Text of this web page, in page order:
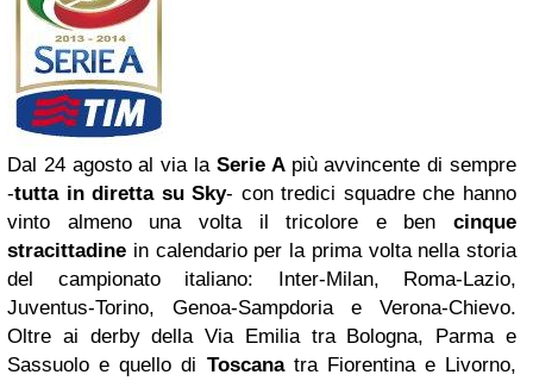
Dal 24 agosto al via la Serie A più avvincente di sempre
-tutta in diretta su Sky- con tredici squadre che hanno
vinto almeno una volta il tricolore e ben cinque
stracittadine in calendario per la prima volta nella storia
del campionato italiano: Inter-Milan, Roma-Lazio,
Juventus-Torino, Genoa-Sampdoria e Verona-Chievo.
Oltre ai derby della Via Emilia tra Bologna, Parma e
Sassuolo e quello di Toscanatra Fiorentina e Livorno,